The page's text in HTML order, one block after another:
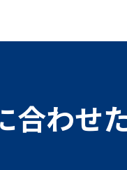
わせ